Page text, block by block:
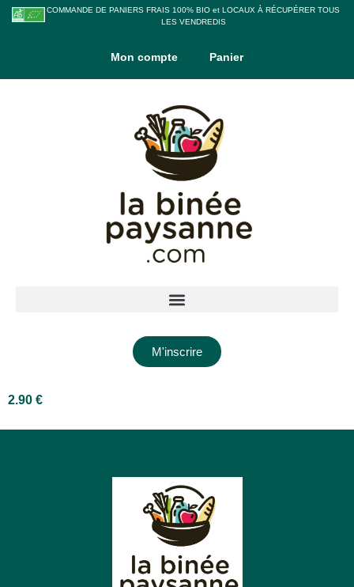
COMMANDE DE PANIERS FRAIS 100% BIO et LOCAUX À RÉCUPÉRER TOUS
LES VENDREDIS
Mon compte Panier
M'inscrire
2.90 €